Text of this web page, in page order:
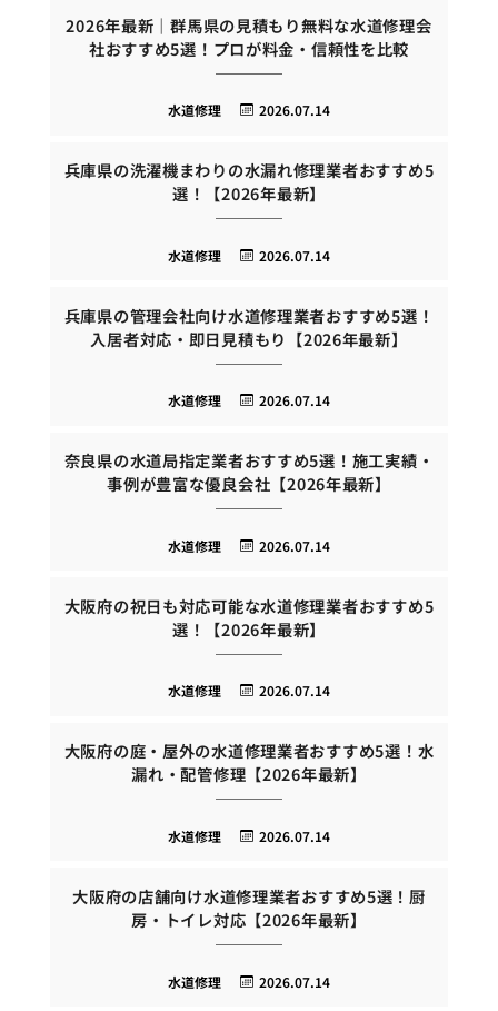
2026年最新｜群馬県の見積もり無料な水道修理会
社おすすめ5選！プロが料金・信頼性を比較
2026.07.14
水道修理
兵庫県の洗濯機まわりの水漏れ修理業者おすすめ5
選！【2026年最新】
2026.07.14
水道修理
兵庫県の管理会社向け水道修理業者おすすめ5選！
入居者対応・即日見積もり【2026年最新】
2026.07.14
水道修理
奈良県の水道局指定業者おすすめ5選！施工実績・
事例が豊富な優良会社【2026年最新】
2026.07.14
水道修理
大阪府の祝日も対応可能な水道修理業者おすすめ5
選！【2026年最新】
2026.07.14
水道修理
大阪府の庭・屋外の水道修理業者おすすめ5選！水
漏れ・配管修理【2026年最新】
2026.07.14
水道修理
大阪府の店舗向け水道修理業者おすすめ5選！厨
房・トイレ対応【2026年最新】
2026.07.14
水道修理